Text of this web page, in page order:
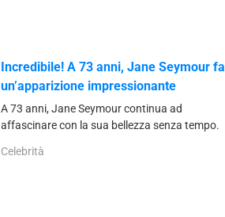
Incredibile! A 73 anni, Jane Seymour fa
un’apparizione impressionante
A 73 anni, Jane Seymour continua ad
affascinare con la sua bellezza senza tempo.
Celebrità